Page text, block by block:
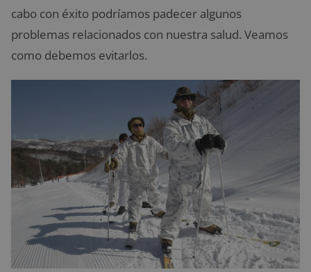
cabo con éxito podríamos padecer algunos
problemas relacionados con nuestra salud. Veamos
como debemos evitarlos.